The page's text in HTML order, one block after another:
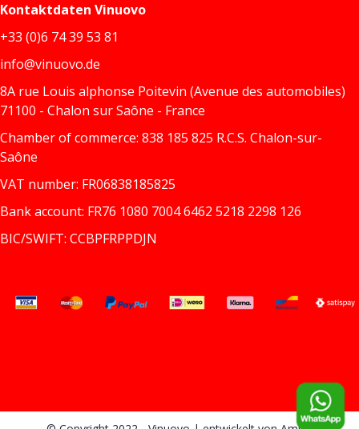
Kontaktdaten Vinuovo
+33 (0)6 74 39 53 81
info@vinuovo.de
8A rue Louis alphonse Poitevin (Avenue des automobiles)
71100 - Chalon sur Saône - France
Chamber of commerce: 838 185 825 R.C.S. Chalon-sur-
Saône
VAT number: FR06838185825
Bank account: FR76 1080 7004 6462 5218 2298 126
BIC/SWIFT: CCBPFRPPDJN